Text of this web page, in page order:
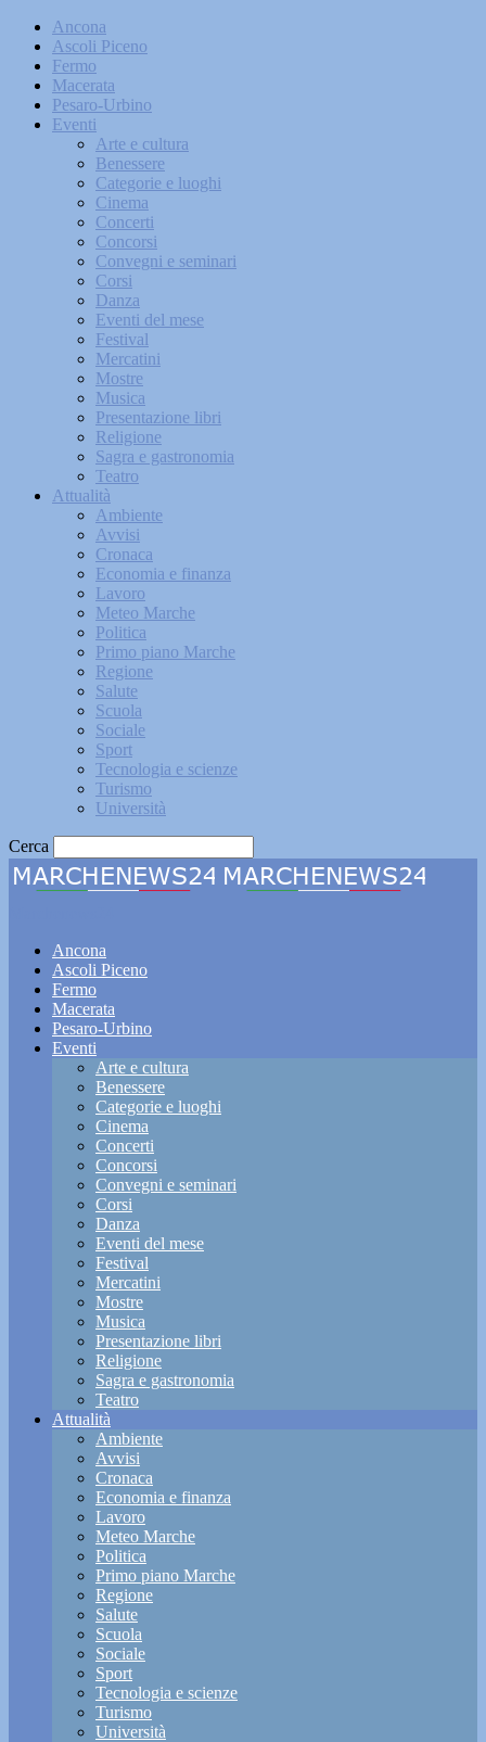
Ancona
Ascoli Piceno
Fermo
Macerata
Pesaro-Urbino
Eventi
Arte e cultura
Benessere
Categorie e luoghi
Cinema
Concerti
Concorsi
Convegni e seminari
Corsi
Danza
Eventi del mese
Festival
Mercatini
Mostre
Musica
Presentazione libri
Religione
Sagra e gastronomia
Teatro
Attualità
Ambiente
Avvisi
Cronaca
Economia e finanza
Lavoro
Meteo Marche
Politica
Primo piano Marche
Regione
Salute
Scuola
Sociale
Sport
Tecnologia e scienze
Turismo
Università
Cerca
Ancona
Ascoli Piceno
Fermo
Macerata
Pesaro-Urbino
Eventi
Arte e cultura
Benessere
Categorie e luoghi
Cinema
Concerti
Concorsi
Convegni e seminari
Corsi
Danza
Eventi del mese
Festival
Mercatini
Mostre
Musica
Presentazione libri
Religione
Sagra e gastronomia
Teatro
Attualità
Ambiente
Avvisi
Cronaca
Economia e finanza
Lavoro
Meteo Marche
Politica
Primo piano Marche
Regione
Salute
Scuola
Sociale
Sport
Tecnologia e scienze
Turismo
Università